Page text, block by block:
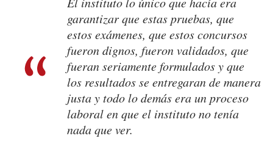
garantizar que estas pruebas, que
estos exámenes, que estos concursos
fueron dignos, fueron validados, que
fueran seriamente formulados y que
los resultados se entregaran de manera
justa y todo lo demás era un proceso
laboral en que el instituto no tenía
nada que ver.